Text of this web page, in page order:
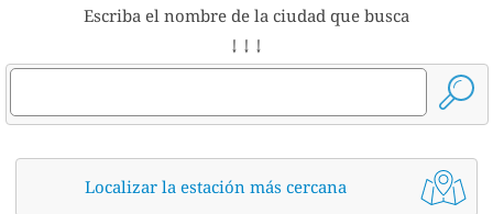
Escriba el nombre de la ciudad que busca
↓ ↓ ↓
Localizar la estación más cercana